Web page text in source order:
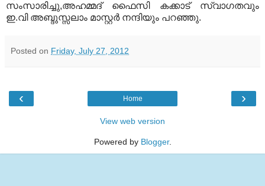
സംസാരിച്ചു,അഹമ്മദ്‌ ഫൈസി കക്കാട് സ്വാഗതവും
ഇ.വി അബ്ദുസ്സലാം മാസ്റ്റര്‍ നന്ദിയും പറഞ്ഞു.
Posted on Friday, July 27, 2012
‹ ›
Home
View web version
Powered by Blogger.